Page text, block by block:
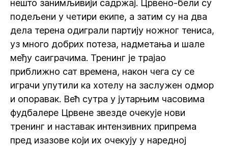
нешто занимљивији садржај. Црвено-бели су
подељени у четири екипе, а затим су на два
дела терена одиграли партију ножног тениса,
уз много добрих потеза, надметања и шале
међу саиграчима. Тренинг је трајао
приближно сат времена, након чега су се
играчи упутили ка хотелу на заслужен одмор
и опоравак. Већ сутра у јутарњим часовима
фудбалере Црвене звезде очекује нови
тренинг и наставак интензивних припрема
пред изазове који их очекују у наредној